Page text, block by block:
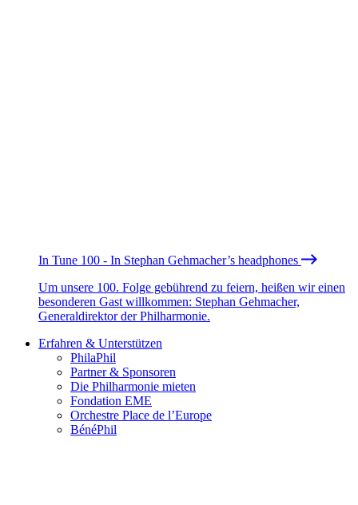
In Tune 100 - In Stephan Gehmacher’s headphones
Um unsere 100. Folge gebührend zu feiern, heißen wir einen
besonderen Gast willkommen: Stephan Gehmacher,
Generaldirektor der Philharmonie.
Erfahren & Unterstützen
PhilaPhil
Partner & Sponsoren
Die Philharmonie mieten
Fondation EME
Orchestre Place de l’Europe
BénéPhil